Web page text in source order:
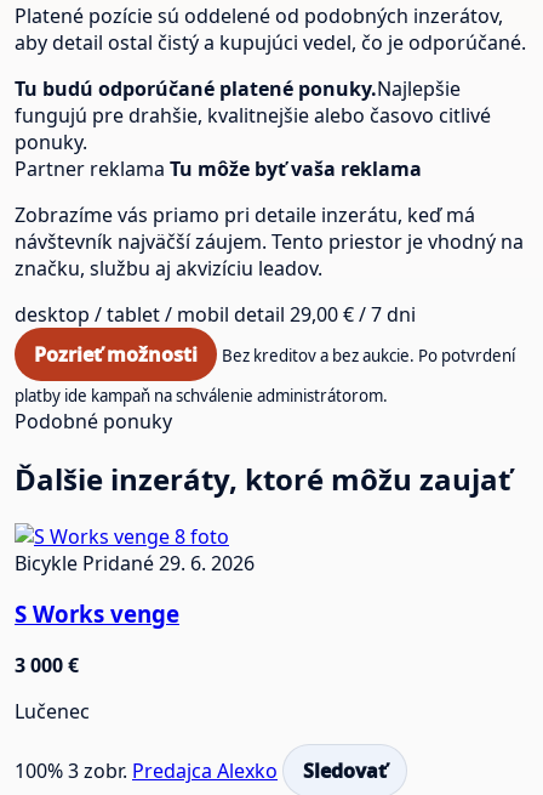
Platené pozície sú oddelené od podobných inzerátov,
aby detail ostal čistý a kupujúci vedel, čo je odporúčané.
Tu budú odporúčané platené ponuky.Najlepšie
fungujú pre drahšie, kvalitnejšie alebo časovo citlivé
ponuky.
Partner reklama Tu môže byť vaša reklama
Zobrazíme vás priamo pri detaile inzerátu, keď má
návštevník najväčší záujem. Tento priestor je vhodný na
značku, službu aj akvizíciu leadov.
desktop / tablet / mobil detail 29,00 € / 7 dni
Pozrieť možnosti
Bez kreditov a bez aukcie. Po potvrdení
platby ide kampaň na schválenie administrátorom.
Podobné ponuky
Ďalšie inzeráty, ktoré môžu zaujať
8 foto
Bicykle Pridané 29. 6. 2026
S Works venge
3 000 €
Lučenec
100%3 zobr. Predajca Alexko Sledovať